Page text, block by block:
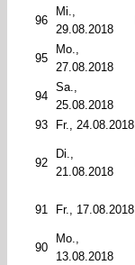
96
Mi.,
29.08.2018
95
Mo.,
27.08.2018
94
Sa.,
25.08.2018
93
Fr., 24.08.2018
92
Di.,
21.08.2018
91 Fr., 17.08.2018
90
Mo.,
13.08.2018